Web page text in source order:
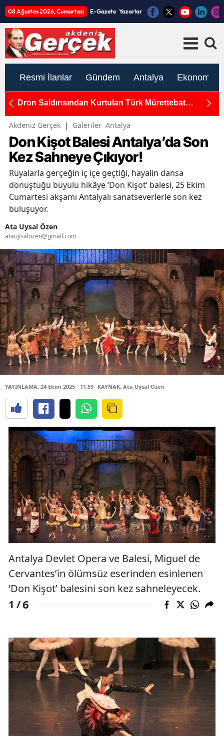
08 Ağustos 2026, Cumartesi E-Gazete Yazarlar
Resmi İlanlar Gündem Antalya Ekonomi
Dron Saldırısından Kurtulan Türk Mürettebat
Akdeniz Gerçek | Galeriler Antalya
Don Kişot Balesi Antalya’da Son
Kez Sahneye Çıkıyor!
Rüyalarla gerçeğin iç içe geçtiği, hayalin dansa
dönüştüğü büyülü hikâye ‘Don Kişot’ balesi, 25 Ekim
Cumartesi akşamı Antalyalı sanatseverlerle son kez
buluşuyor.
Ata Uysal Özen
atauysalozen@gmail.com
YAYINLAMA: 24 Ekim 2025 - 11:59 KAYNAK: Ata Uysal Özen
Antalya Devlet Opera ve Balesi, Miguel de
Cervantes’in ölümsüz eserinden esinlenen
‘Don Kişot’ balesini son kez sahneleyecek.
1 /6